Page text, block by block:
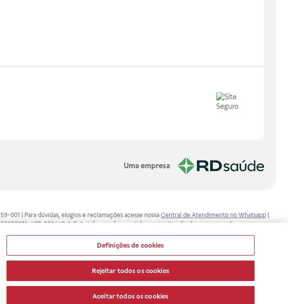
Uma empresa
001 | Para dúvidas, elogios e reclamações acesse nossa Central de Atendimento no Whatsapp
477-002443-1-7. As informações contidas neste site não devem ser usadas para
a diagnosticar qualquer problema de saúde e prescrever o tratamento adequado. Ao
pela internet. Maiores esclarecimentos, consultar o site: www.anvisa.gov.br. A Raia Drogasil
e a segurança dos clientes são compromissos da Raia Drogasil SA. Todos os pedidos
Definições de cookies
Rejeitar todos os cookies
Aceitar todos os cookies